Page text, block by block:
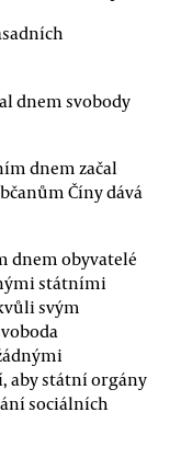
dnem svobody
dnem začal
Číny dává
dnem obyvatelé
státními
svým
aby státní orgány
sociálních